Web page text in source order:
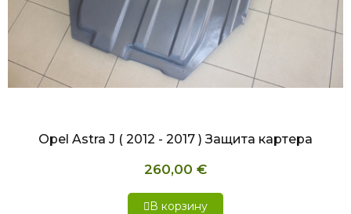
Opel Astra J ( 2012 - 2017 ) Защита картера
260,00 €
В корзину